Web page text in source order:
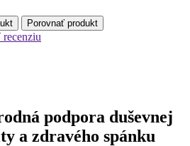
Porovnať produkt
podpora duševnej
a zdravého spánku